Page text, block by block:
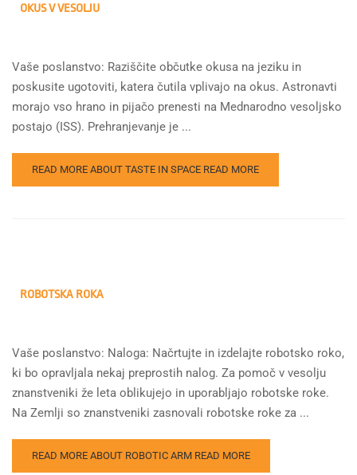
OKUS V VESOLJU
Vaše poslanstvo: Raziščite občutke okusa na jeziku in
poskusite ugotoviti, katera čutila vplivajo na okus. Astronavti
morajo vso hrano in pijačo prenesti na Mednarodno vesoljsko
postajo (ISS). Prehranjevanje je ...
READ MORE ABOUT TASTE IN SPACE READ MORE
ROBOTSKA ROKA
Vaše poslanstvo: Naloga: Načrtujte in izdelajte robotsko roko,
ki bo opravljala nekaj preprostih nalog. Za pomoč v vesolju
znanstveniki že leta oblikujejo in uporabljajo robotske roke.
Na Zemlji so znanstveniki zasnovali robotske roke za ...
READ MORE ABOUT ROBOTIC ARM READ MORE